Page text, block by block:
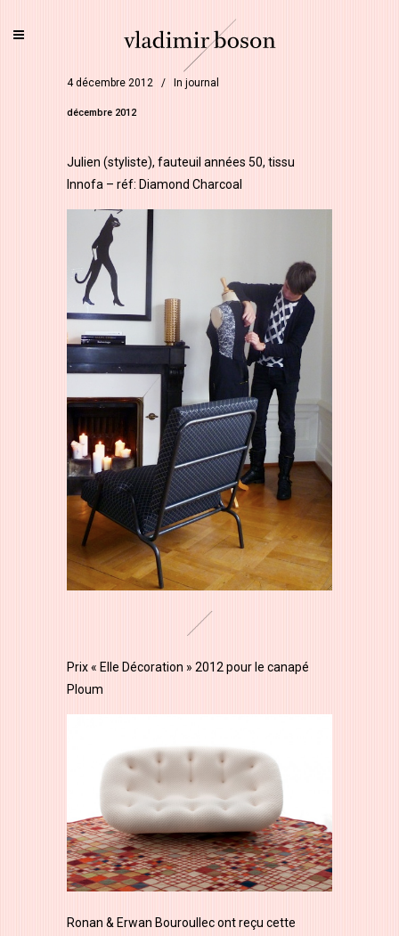
4 décembre 2012 In journal
décembre 2012
Julien (styliste), fauteuil années 50, tissu
Innofa – réf: Diamond Charcoal
Prix « Elle Décoration » 2012 pour le canapé
Ploum
Ronan & Erwan Bouroullec ont reçu cette